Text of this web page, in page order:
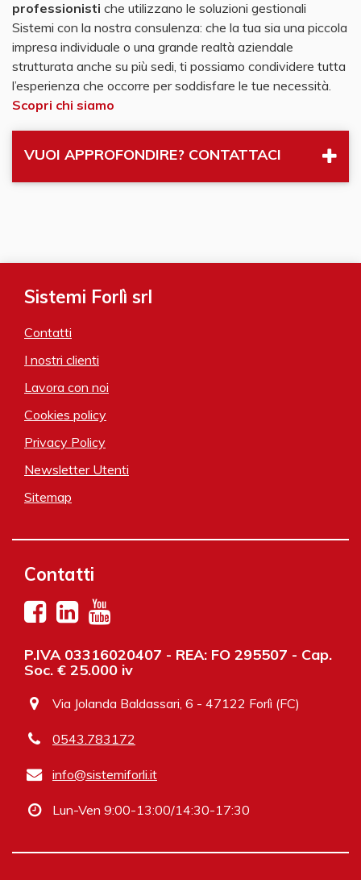
professionisti che utilizzano le soluzioni gestionali
Sistemi con la nostra consulenza: che la tua sia una piccola
impresa individuale o una grande realtà aziendale
strutturata anche su più sedi, ti possiamo condividere tutta
l’esperienza che occorre per soddisfare le tue necessità.
Scopri chi siamo
VUOI APPROFONDIRE? CONTATTACI
Sistemi Forlì srl
Contatti
I nostri clienti
Lavora con noi
Cookies policy
Privacy Policy
Newsletter Utenti
Sitemap
Contatti
P.IVA 03316020407 - REA: FO 295507 - Cap.
Soc. € 25.000 iv
Via Jolanda Baldassari, 6 - 47122 Forlì (FC)
0543.783172
info@sistemiforli.it
Lun-Ven 9:00-13:00/14:30-17:30